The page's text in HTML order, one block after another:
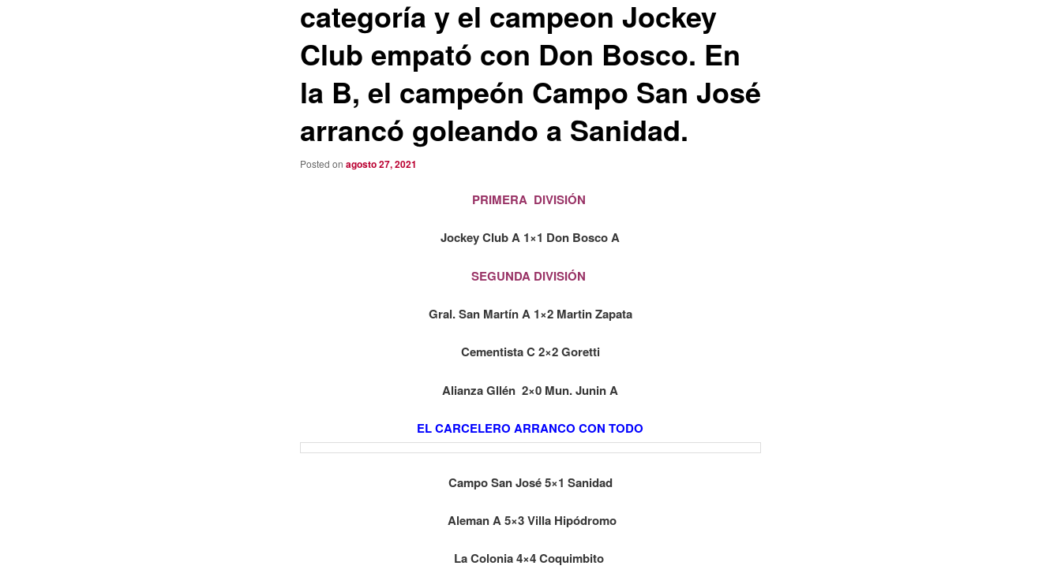
categoría y el campeon Jockey
Club empató con Don Bosco. En
la B, el campeón Campo San José
arrancó goleando a Sanidad.
Posted on agosto 27, 2021
PRIMERA DIVISIÓN
Jockey Club A 1×1 Don Bosco A
SEGUNDA DIVISIÓN
Gral. San Martín A 1×2 Martin Zapata
Cementista C 2×2 Goretti
Alianza Gllén 2×0 Mun. Junin A
EL CARCELERO ARRANCO CON TODO
Campo San José 5×1 Sanidad
Aleman A 5×3 Villa Hipódromo
La Colonia 4×4 Coquimbito